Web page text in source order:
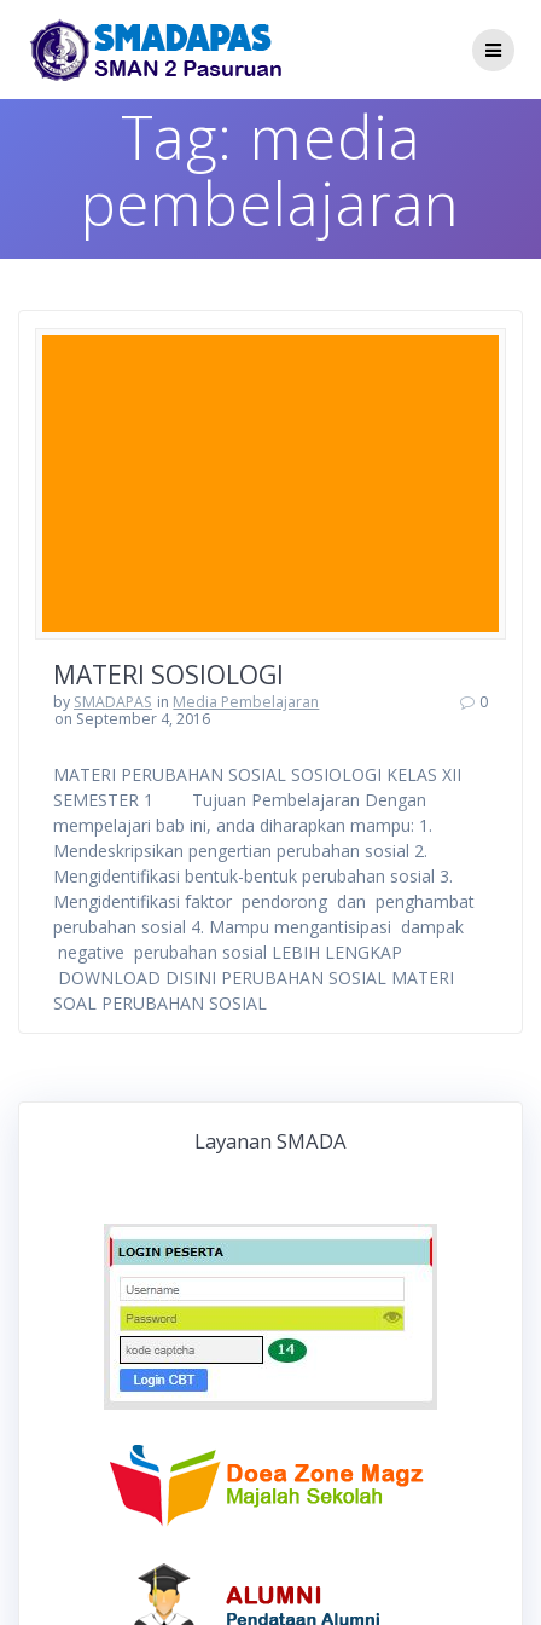
to
content
Tag: media
pembelajaran
MATERI SOSIOLOGI
by SMADAPAS in Media Pembelajaran
on September 4, 2016
0
MATERI PERUBAHAN SOSIAL SOSIOLOGI KELAS XII
SEMESTER 1 Tujuan Pembelajaran Dengan
mempelajari bab ini, anda diharapkan mampu: 1.
Mendeskripsikan pengertian perubahan sosial 2.
Mengidentifikasi bentuk-bentuk perubahan sosial 3.
Mengidentifikasi faktor pendorong dan penghambat
perubahan sosial 4. Mampu mengantisipasi dampak
negative perubahan sosial LEBIH LENGKAP
DOWNLOAD DISINI PERUBAHAN SOSIAL MATERI
SOAL PERUBAHAN SOSIAL
Layanan SMADA